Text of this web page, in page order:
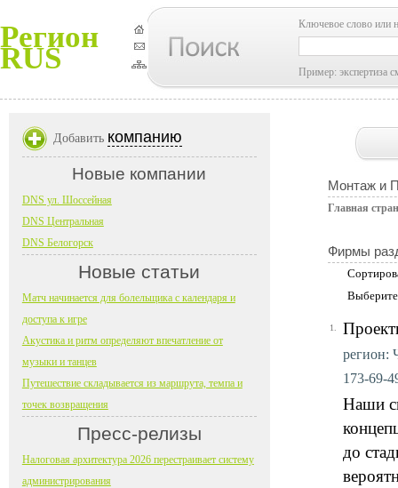
Регион
RUS
Ключевое слово или
Пример: экспертиза
Монтаж и
Главная
Фирмы
1.
регион:
173-69-
Наши
до
Добавить компанию
Новые компании
DNS ул. Шоссейная
DNS Центральная
DNS Белогорск
Новые статьи
Матч начинается для болельщика с календаря и
доступа к игре
Акустика и ритм определяют впечатление от
музыки и танцев
Путешествие складывается из маршрута, темпа и
точек возвращения
Пресс-релизы
Налоговая архитектура 2026 перестраивает систему
администрирования